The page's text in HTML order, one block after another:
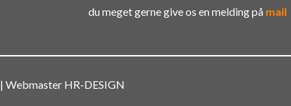
du meget gerne give os en melding på mail
Webmaster HR-DESIGN